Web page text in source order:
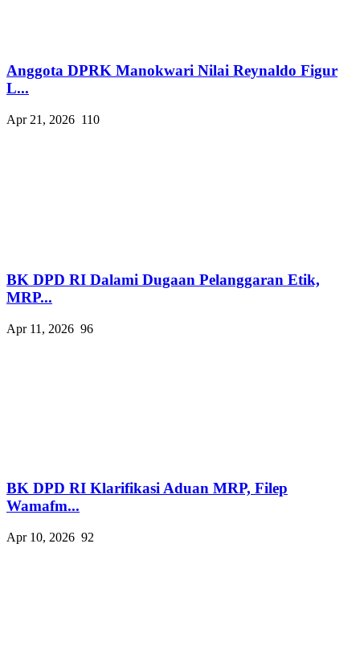
Anggota DPRK Manokwari Nilai Reynaldo Figur
L...
Apr 21, 2026 110
BK DPD RI Dalami Dugaan Pelanggaran Etik,
MRP...
Apr 11, 2026 96
BK DPD RI Klarifikasi Aduan MRP, Filep
Wamafm...
Apr 10, 2026 92